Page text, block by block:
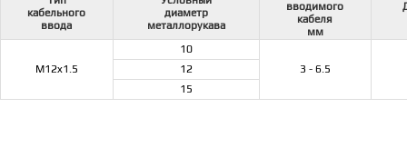
кабельного
ввода
диаметр
металлорукава
вводимого
кабеля
мм
M12x1.5
10
3 - 6.5
12
15